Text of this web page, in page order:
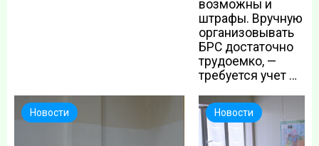
возможны и
штрафы. Вручную
организовывать
БРС достаточно
трудоемко, —
требуется учет …
Новости Новости